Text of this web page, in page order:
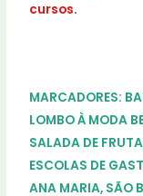
cursos.
MARCADORES:
LOMBO À MODA
SALADA DE
ESCOLAS DE
ANA MARIA, SÃO